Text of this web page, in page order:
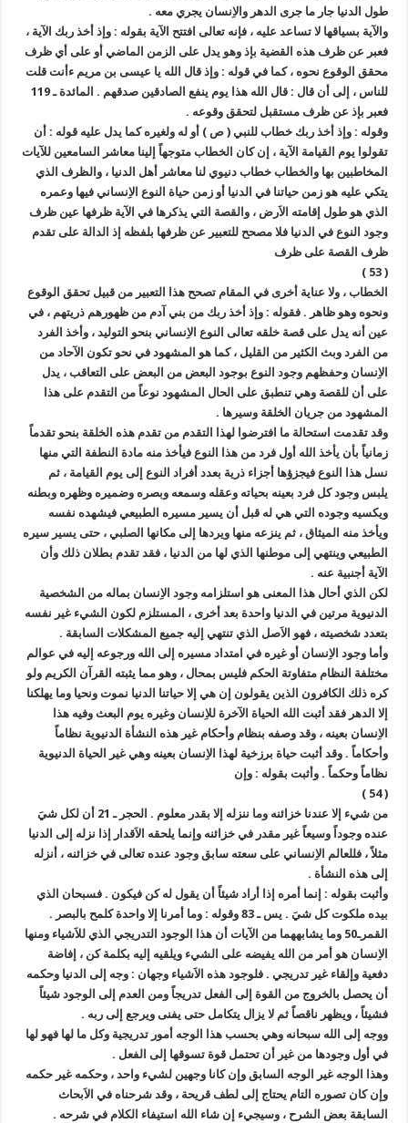
طول الدنيا جار ما جرى الدهر والاِنسان يجري معه .
والآية بسياقها لا تساعد عليه ، فإنه تعالى افتتح الآية بقوله : وإذ أخذ ربك الآية ،
فعبر عن ظرف هذه القضية بإذ وهو يدل على الزمن الماضي أو على أي ظرف
محقق الوقوع نحوه ، كما في قوله : وإذ قال الله يا عيسى بن مريم ءأنت قلت
للناس ، إلى أن قال : قال الله هذا يوم ينفع الصادقين صدقهم . المائدة ـ 119
فعبر بإذ عن ظرف مستقبل لتحقق وقوعه .
وقوله : وإذ أخذ ربك خطاب للنبي ( ص ) أو له ولغيره كما يدل عليه قوله : أن
تقولوا يوم القيامة الآية ، إن كان الخطاب متوجهاً إلينا معاشر السامعين للآيات
المخاطبين بها والخطاب خطاب دنيوي لنا معاشر أهل الدنيا ، والظرف الذي
يتكي عليه هو زمن حياتنا في الدنيا أو زمن حياة النوع الاِنساني فيها وعمره
الذي هو طول إقامته الاَرض ، والقصة التي يذكرها في الآية ظرفها عين ظرف
وجود النوع في الدنيا فلا مصحح للتعبير عن ظرفها بلفظه إذ الدالة على تقدم
ظرف القصة على ظرف
( 53 )
الخطاب ، ولا عناية أخرى في المقام تصحح هذا التعبير من قبيل تحقق الوقوع
ونحوه وهو ظاهر . فقوله : وإذ أخذ ربك من بني آدم من ظهورهم ذريتهم ، في
عين أنه يدل على قصة خلقه تعالى النوع الاِنساني بنحو التوليد ، وأخذ الفرد
من الفرد وبث الكثير من القليل ، كما هو المشهود في نحو تكون الآحاد من
الاِنسان وحفظهم وجود النوع بوجود البعض من البعض على التعاقب ، يدل
على أن للقصة وهي تنطبق على الحال المشهود نوعاً من التقدم على هذا
المشهود من جريان الخلقة وسيرها .
وقد تقدمت استحالة ما افترضوا لهذا التقدم من تقدم هذه الخلقة بنحو تقدماً
زمانياً بأن يأخذ الله أول فرد من هذا النوع فيأخذ منه مادة النطفة التي منها
نسل هذا النوع فيجزؤها أجزاء ذرية بعدد أفراد النوع إلى يوم القيامة ، ثم
يلبس وجود كل فرد بعينه بحياته وعقله وسمعه وبصره وضميره وظهره وبطنه
ويكسيه وجوده التي هي له قبل أن يسير مسيره الطبيعي فيشهده نفسه
ويأخذ منه الميثاق ، ثم ينزعه منها ويردها إلى مكانها الصلبي ، حتى يسير سيره
الطبيعي وينتهي إلى موطنها الذي لها من الدنيا ، فقد تقدم بطلان ذلك وأن
الآية أجنبية عنه .
لكن الذي أحال هذا المعنى هو استلزامه وجود الاِنسان بماله من الشخصية
الدنيوية مرتين في الدنيا واحدة بعد أخرى ، المستلزم لكون الشيء غير نفسه
بتعدد شخصيته ، فهو الاَصل الذي تنتهي إليه جميع المشكلات السابقة .
وأما وجود الاِنسان أو غيره في امتداد مسيره إلى الله ورجوعه إليه في عوالم
مختلفة النظام متفاوتة الحكم فليس بمحال ، وهو مما يثبته القرآن الكريم ولو
كره ذلك الكافرون الذين يقولون إن هي إلا حياتنا الدنيا نموت ونحيا وما يهلكنا
إلا الدهر فقد أثبت الله الحياة الآخرة للاِنسان وغيره يوم البعث وفيه هذا
الاِنسان بعينه ، وقد وصفه بنظام وأحكام غير هذه النشأة الدنيوية نظاماً
وأحكاماً . وقد أثبت حياة برزخية لهذا الاِنسان بعينه وهي غير الحياة الدنيوية
نظاماً وحكماً . وأثبت بقوله : وإن
( 54 )
من شيء إلا عندنا خزائنه وما ننزله إلا بقدر معلوم . الحجر ـ 21 أن لكل شيَ
عنده وجوداً وسيعاً غير مقدر في خزائنه وإنما يلحقه الاَقدار إذا نزله إلى الدنيا
مثلاً ، فللعالم الاِنساني على سعته سابق وجود عنده تعالى في خزائنه ، أنزله
إلى هذه النشأة .
وأثبت بقوله : إنما أمره إذا أراد شيئاً أن يقول له كن فيكون . فسبحان الذي
بيده ملكوت كل شيَ . يس ـ 83 وقوله : وما أمرنا إلا واحدة كلمح بالبصر .
القمرـ50 وما يشابههما من الآيات أن هذا الوجود التدريجي الذي للاَشياء ومنها
الاِنسان هو أمر من الله يفيضه على الشيء ويلقيه إليه بكلمة كن ، إفاضة
دفعية وإلقاء غير تدريجي . فلوجود هذه الاَشياء وجهان : وجه إلى الدنيا وحكمه
أن يحصل بالخروج من القوة إلى الفعل تدريجاً ومن العدم إلى الوجود شيئاً
فشيئاً ، ويظهر ناقصاً ثم لا يزال يتكامل حتى يفنى ويرجع إلى ربه .
ووجه إلى الله سبحانه وهي بحسب هذا الوجه أمور تدريجية وكل ما لها فهو لها
في أول وجودها من غير أن تحتمل قوة تسوقها إلى الفعل .
وهذا الوجه غير الوجه السابق وإن كانا وجهين لشيء واحد ، وحكمه غير حكمه
وإن كان تصوره التام يحتاج إلى لطف قريحة ، وقد شرحناه في الاَبحاث
السابقة بعض الشرح ، وسيجيء إن شاء الله استيفاء الكلام في شرحه .